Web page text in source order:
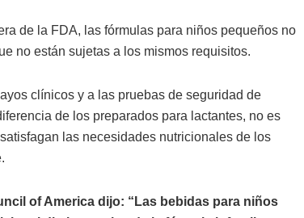
de la FDA, las fórmulas para niños pequeños no
no están sujetas a los mismos requisitos.
clínicos y a las pruebas de seguridad de
de los preparados para lactantes, no es
las necesidades nutricionales de los
of America dijo: “Las bebidas para niños